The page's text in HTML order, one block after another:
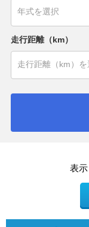
走行距離（km）
表示